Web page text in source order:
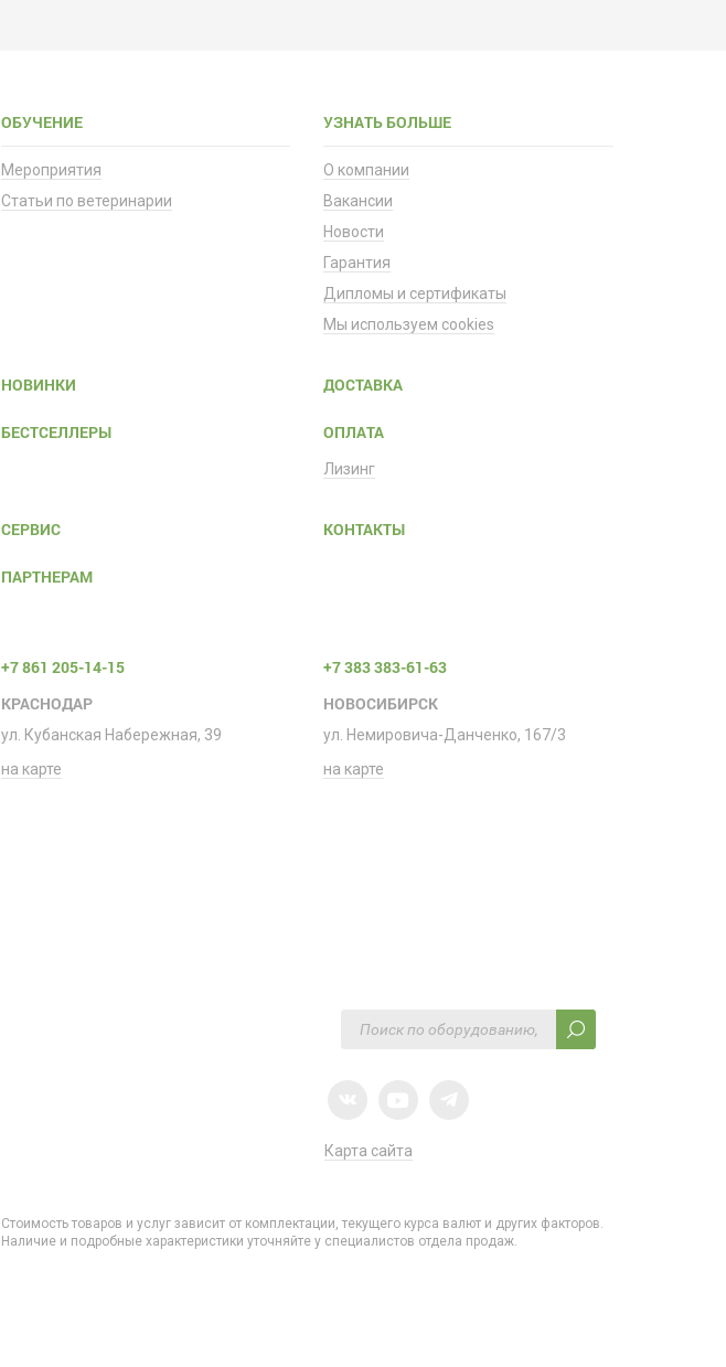
ОБУЧЕНИЕ
Мероприятия
Статьи по ветеринарии
УЗНАТЬ БОЛЬШЕ
О компании
Вакансии
Новости
Гарантия
Дипломы и сертификаты
Мы используем cookies
НОВИНКИ ДОСТАВКА
БЕСТСЕЛЛЕРЫ ОПЛАТА
Лизинг
СЕРВИС КОНТАКТЫ
ПАРТНЕРАМ
+7 861 205-14-15
КРАСНОДАР
ул. Кубанская Набережная, 39
на карте
+7 383 383-61-63
НОВОСИБИРСК
ул. Немировича-Данченко, 167/3
на карте
Карта сайта
Стоимость товаров и услуг зависит от комплектации, текущего курса валют и других факторов.
Наличие и подробные характеристики уточняйте у специалистов отдела продаж.